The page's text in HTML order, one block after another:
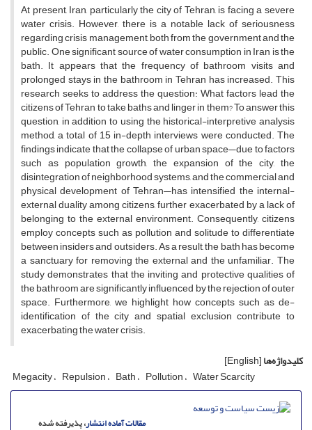
At present, Iran, particularly the city of Tehran, is facing a severe
water crisis. However, there is a notable lack of seriousness
regarding crisis management, both from the government and the
public. One significant source of water consumption in Iran is the
bath. It appears that the frequency of bathroom visits and
prolonged stays in the bathroom in Tehran has increased. This
research seeks to address the question: What factors lead the
citizens of Tehran to take baths and linger in them? To answer this
question, in addition to using the historical-interpretive analysis
method, a total of 15 in-depth interviews were conducted. The
findings indicate that the collapse of urban space—due to factors
such as population growth, the expansion of the city, the
disintegration of neighborhood systems, and the commercial and
physical development of Tehran—has intensified the internal-
external duality among citizens, further exacerbated by a lack of
belonging to the external environment. Consequently, citizens
employ concepts such as pollution and solitude to differentiate
between insiders and outsiders. As a result, the bath has become
a sanctuary for removing the external and the unfamiliar. The
study demonstrates that the inviting and protective qualities of
the bathroom are significantly influenced by the rejection of outer
space. Furthermore, we highlight how concepts such as de-
identification of the city and spatial exclusion contribute to
exacerbating the water crisis.
کلیدواژه‌ها[English]
Megacity Repulsion Bath Pollution Water Scarcity
مقالات آماده انتشار، پذیرفته شده